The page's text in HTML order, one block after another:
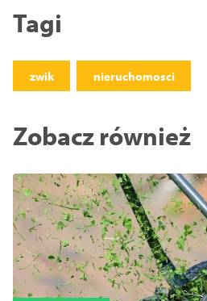
Tagi
zwik nieruchomosci
Zobacz również